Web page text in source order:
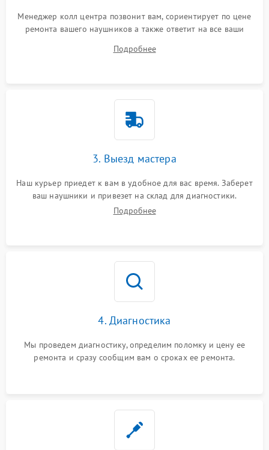
Менеджер колл центра позвонит вам, сориентирует по цене
ремонта вашего наушников а также ответит на все ваши
Подробнее
3. Выезд мастера
Наш курьер приедет к вам в удобное для вас время. Заберет
ваш наушники и привезет на склад для диагностики.
Подробнее
4. Диагностика
Мы проведем диагностику, определим поломку и цену ее
ремонта и сразу сообщим вам о сроках ее ремонта.